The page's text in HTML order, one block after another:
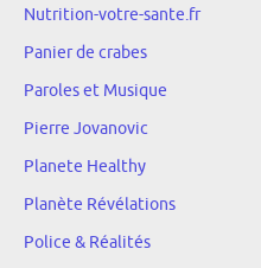
Nutrition-votre-sante.fr
Panier de crabes
Paroles et Musique
Pierre Jovanovic
Planete Healthy
Planète Révélations
Police & Réalités